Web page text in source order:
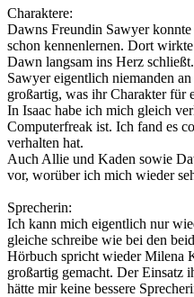
Charaktere:
Dawns Freundin Sawyer
schon kennenlernen. Dort
Dawn langsam ins Herz
Sawyer eigentlich niemanden
großartig, was ihr Charakter für
In Isaac habe ich mich gleich
Computerfreak ist. Ich fand es
verhalten hat.
Auch Allie und Kaden sowie
vor, worüber ich mich wieder
Sprecherin:
Ich kann mich eigentlich nur
gleiche schreibe wie bei den
Hörbuch spricht wieder Milena
großartig gemacht. Der Einsatz
hätte mir keine bessere